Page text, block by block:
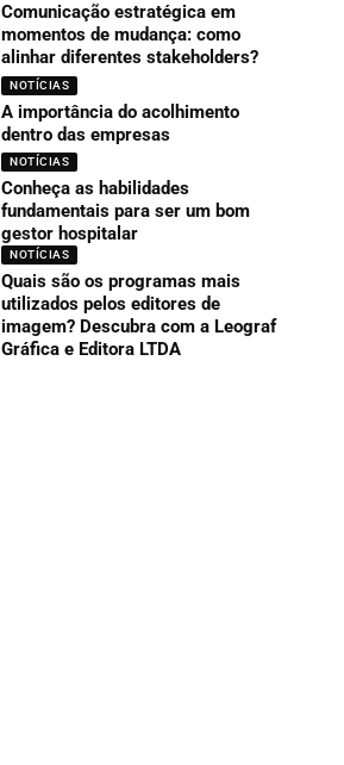
Comunicação estratégica em
momentos de mudança: como
alinhar diferentes stakeholders?
NOTÍCIAS
A importância do acolhimento
dentro das empresas
NOTÍCIAS
Conheça as habilidades
fundamentais para ser um bom
gestor hospitalar
NOTÍCIAS
Quais são os programas mais
utilizados pelos editores de
imagem? Descubra com a Leograf
Gráfica e Editora LTDA